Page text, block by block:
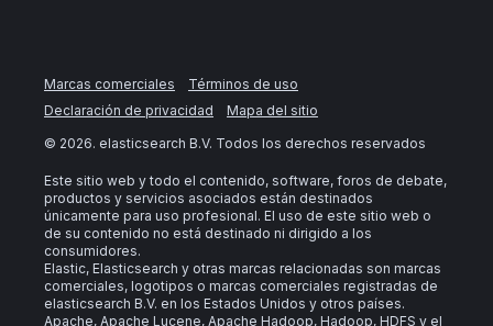
Marcas comerciales
Términos de uso
Declaración de privacidad
Mapa del sitio
© 2026. elasticsearch B.V. Todos los derechos reservados
Este sitio web y todo el contenido, software, foros de debate,
productos y servicios asociados están destinados
únicamente para uso profesional. El uso de este sitio web o
de su contenido no está destinado ni dirigido a los
consumidores.
Elastic, Elasticsearch y otras marcas relacionadas son marcas
comerciales, logotipos o marcas comerciales registradas de
elasticsearch B.V. en los Estados Unidos y otros países.
Apache, Apache Lucene, Apache Hadoop, Hadoop, HDFS y el